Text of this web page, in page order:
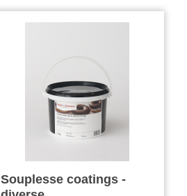
Souplesse coatings -